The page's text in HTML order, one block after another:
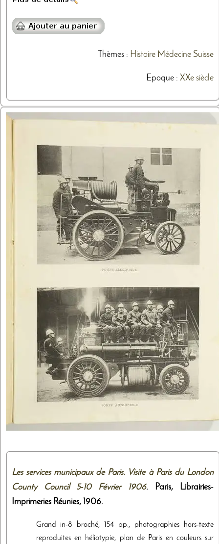
Thèmes: Histoire Médecine Suisse
Epoque : XXe siècle
Les services municipaux de Paris. Visite à Paris du London
County Council 5-10 Février 1906. Paris,
Librairies-
Imprimeries Réunies, 1906.
Grand in-8 broché, 154 pp., photographies hors-texte
reproduites en héliotypie, plan de Paris en couleurs sur